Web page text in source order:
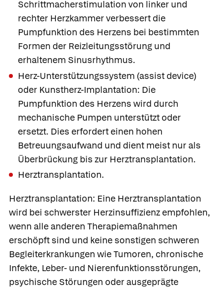
Schrittmacherstimulation von linker und
rechter Herzkammer verbessert die
Pumpfunktion des Herzens bei bestimmten
Formen der Reizleitungsstörung und
erhaltenem Sinusrhythmus.
Herz-Unterstützungssystem (assist device)
oder Kunstherz-Implantation: Die
Pumpfunktion des Herzens wird durch
mechanische Pumpen unterstützt oder
ersetzt. Dies erfordert einen hohen
Betreuungsaufwand und dient meist nur als
Überbrückung bis zur Herztransplantation.
Herztransplantation.
Herztransplantation: Eine Herztransplantation
wird bei schwerster Herzinsuffizienz empfohlen,
wenn alle anderen Therapiemaßnahmen
erschöpft sind und keine sonstigen schweren
Begleiterkrankungen wie Tumoren, chronische
Infekte, Leber- und Nierenfunktionsstörungen,
psychische Störungen oder ausgeprägte